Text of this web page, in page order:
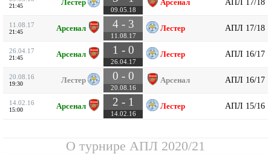
21:45 Лестер
09.05.18
Арсенал
11.08.17
21:45 Арсенал 4 - 3
11.08.17
Лестер АПЛ 17/18
26.04.17
21:45 Арсенал 1 - 0
26.04.17
Лестер АПЛ 16/17
20.08.16
19:30 Лестер 0 - 0
20.08.16
Арсенал АПЛ 16/17
14.02.16
15:00 Арсенал 2 - 1
14.02.16
Лестер АПЛ 15/16
О турнире АПЛ 2020/21